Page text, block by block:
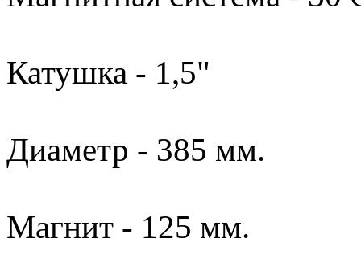
Катушка - 1,5"
Диаметр - 385 мм.
Магнит - 125 мм.